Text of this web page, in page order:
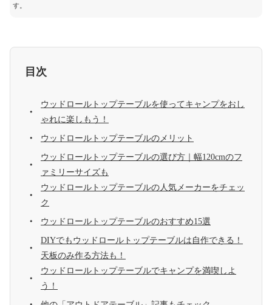
す。
目次
ウッドロールトップテーブルを使ってキャンプをおし
ゃれに楽しもう！
ウッドロールトップテーブルのメリット
ウッドロールトップテーブルの選び方｜幅120cmのフ
ァミリーサイズも
ウッドロールトップテーブルの人気メーカーをチェッ
ク
ウッドロールトップテーブルのおすすめ15選
DIYでもウッドロールトップテーブルは自作できる！
天板のみ作る方法も！
ウッドロールトップテーブルでキャンプを満喫しよ
う！